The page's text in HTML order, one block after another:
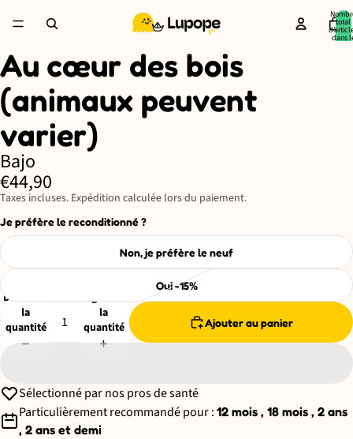
total
dans
Ouvrir
l’image
en
plein
écran
Au cœur des bois
(animaux peuvent
varier)
Bajo
€44,90
Taxes incluses. Expédition calculée lors du paiement.
Je préfère le reconditionné ?
Non, je préfère le neuf
Oui -15%
Diminuer
la
quantité
Augmenter
la
quantité
Ajouter au panier
Sélectionné par nos pros de santé
Particulièrement recommandé pour : 12 mois , 18 mois , 2 ans
, 2 ans et demi